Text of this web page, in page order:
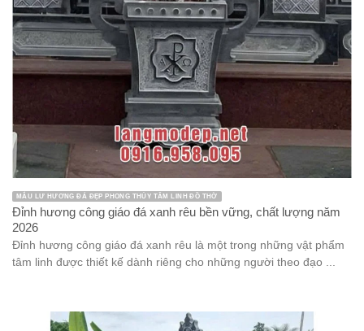
MẪU LƯ HƯƠNG ĐÁ ĐẸP PHONG THỦY TÂM LINH ĐỒ THỜ
Đỉnh hương công giáo đá xanh rêu bền vững, chất lượng năm
2026
Đỉnh hương công giáo đá xanh rêu là một trong những vật phẩm
tâm linh được thiết kế dành riêng cho những người theo đạo ...